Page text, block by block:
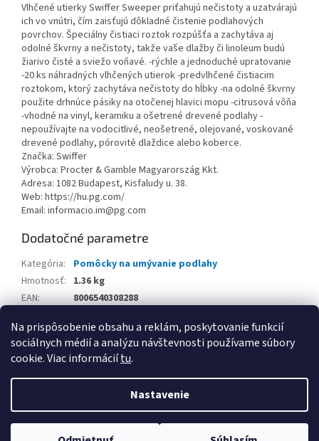
Na prispôsobenie obsahu a reklám, poskytovanie funkcií
sociálnych médií a analýzu návštevnosti používame súbory
cookie. Viac informáciítu.
Nastavenie
Vlhčené utierky Swiffer Sweeper priťahujú nečistoty a uzatvárajú
ich vo vnútri, čím zaisťujú dôkladné čistenie podlahových
povrchov. Špeciálny čistiaci roztok rozpúšťa a zachytáva aj
odolné škvrny a nečistoty, takže vaše dlažby či linoleum budú
žiarivo čisté a sviežo voňavé. -rýchle a jednoduché upratovanie
-20 ks náhradných vlhčených utierok -predvlhčené čistiacim
roztokom, ktorý zachytáva nečistoty do hĺbky -na odolné škvrny
použite drhnúce pásiky na otočenej hlavici mopu -citrusová vôňa
-vhodné na vinyl, keramiku a ošetrené drevené podlahy -
nepoužívajte na vodocitlivé, neošetrené, olejované, voskované
drevené podlahy, pórovité dlaždice alebo koberce.
Značka: Swiffer
Výrobca: Procter & Gamble Magyarország Kkt.
Adresa: 1082 Budapest, Kisfaludy u. 38.
Web: https://hu.pg.com/
Email: informacio.im@pg.com
Dodatočné parametre
Kategória:
Pomôcky na umývanie podlahy
Hmotnosť: 1.36 kg
EAN:
8006540308288
Copyright 2026www.kancpapier.sk. Všetky práva vyhradené.